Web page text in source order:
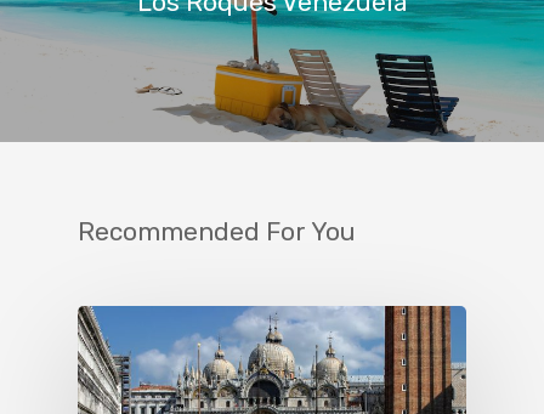
Recommended For You